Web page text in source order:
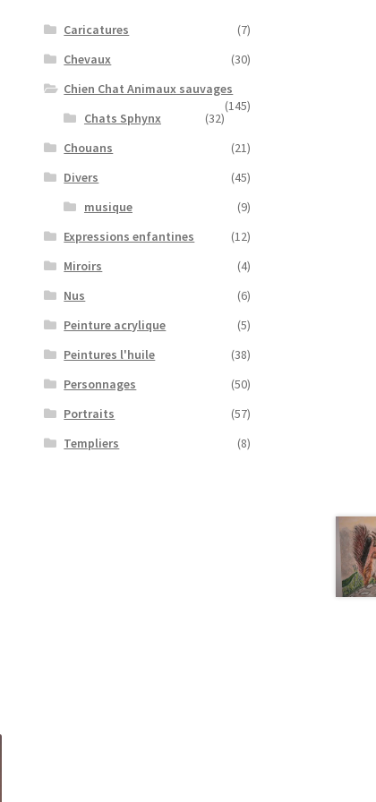
Caricatures
(7)
Chevaux
(30)
Chien Chat Animaux sauvages
(145)
Chats Sphynx
(32)
Chouans
(21)
Divers
(45)
musique
(9)
Expressions enfantines
(12)
Miroirs
(4)
Nus
(6)
Peinture acrylique
(5)
Peintures l'huile
(38)
Personnages
(50)
Portraits
(57)
Templiers
(8)